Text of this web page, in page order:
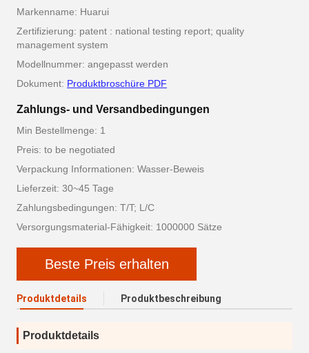
Markenname: Huarui
Zertifizierung: patent : national testing report; quality
management system
Modellnummer: angepasst werden
Dokument: Produktbroschüre PDF
Zahlungs- und Versandbedingungen
Min Bestellmenge: 1
Preis: to be negotiated
Verpackung Informationen: Wasser-Beweis
Lieferzeit: 30~45 Tage
Zahlungsbedingungen: T/T; L/C
Versorgungsmaterial-Fähigkeit: 1000000 Sätze
Beste Preis erhalten
Produktdetails Produktbeschreibung
Produktdetails